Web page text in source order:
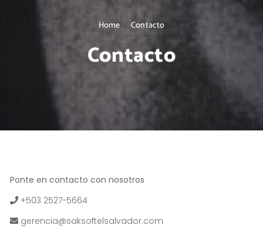
Home Contacto
Contacto
Ponte en contacto con nosotros
+503 2527-5664
gerencia@saksoftelsalvador.com